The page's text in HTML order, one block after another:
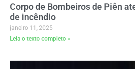
Corpo de Bombeiros de Piên
de incêndio
janeiro 11, 2025
Leia o texto completo »